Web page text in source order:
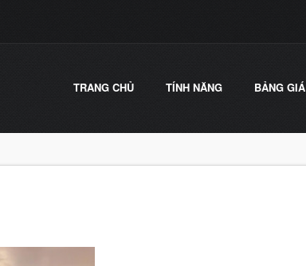
TRANG CHỦ TÍNH NĂNG BẢNG GIÁ